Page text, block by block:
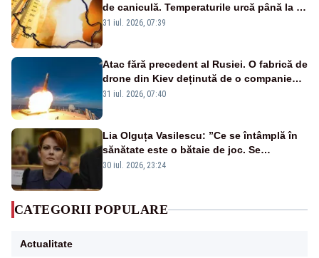
de caniculă. Temperaturile urcă până la 38
de grade, iar nopțile devin tropicale
31 iul. 2026, 07:39
Atac fără precedent al Rusiei. O fabrică de
drone din Kiev deținută de o companie
americană, distrusă de o rachetă
31 iul. 2026, 07:40
Lia Olguța Vasilescu: ”Ce se întâmplă în
sănătate este o bătaie de joc. Se
guvernează extraordinar de prost”
30 iul. 2026, 23:24
CATEGORII POPULARE
Actualitate